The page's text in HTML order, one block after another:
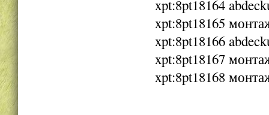
xpt:8pt18164
xpt:8pt18165
xpt:8pt18166
xpt:8pt18167
xpt:8pt18168